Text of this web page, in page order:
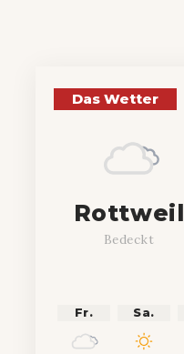
Das Wetter
Rottweil
Bedeckt
Fr. Sa.